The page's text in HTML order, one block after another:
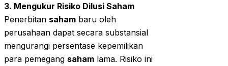
3. Mengukur Risiko Dilusi Saham
Penerbitan saham baru oleh
perusahaan dapat secara substansial
mengurangi persentase kepemilikan
para pemegang saham lama. Risiko ini